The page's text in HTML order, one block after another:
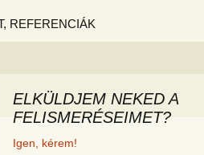
REFERENCIÁK
az új
és
ELKÜLDJEM NEKED A
FELISMERÉSEIMET?
Igen, kérem!